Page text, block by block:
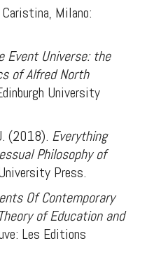
Milano:
Event Universe: the
of Alfred North
University
(2018). Everything
Philosophy of
Press.
Of Contemporary
of Education and
Les Editions